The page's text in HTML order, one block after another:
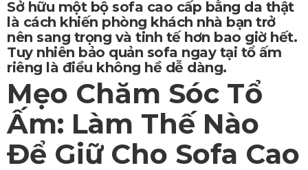
Sở hữu một bộ sofa cao cấp bằng da thật
là cách khiến phòng khách nhà bạn trở
nên sang trọng và tinh tế hơn bao giờ hết.
Tuy nhiên bảo quản sofa ngay tại tổ ấm
riêng là điều không hề dễ dàng.
Mẹo Chăm Sóc Tổ
Ấm: Làm Thế Nào
Để Giữ Cho Sofa Cao